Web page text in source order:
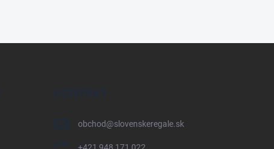
KONTAKT
obchod@slovenskeregale.sk